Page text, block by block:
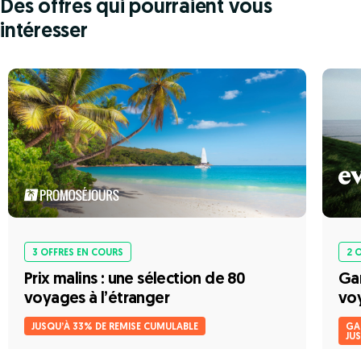
Des offres qui pourraient vous
intéresser
3 OFFRES EN COURS
Prix malins : une sélection de 80
voyages à l’étranger
JUSQU’À 33% DE REMISE CUMULABLE
2